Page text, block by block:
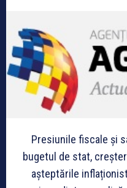
Presiunile fiscale și
bugetul de stat,
aşteptările